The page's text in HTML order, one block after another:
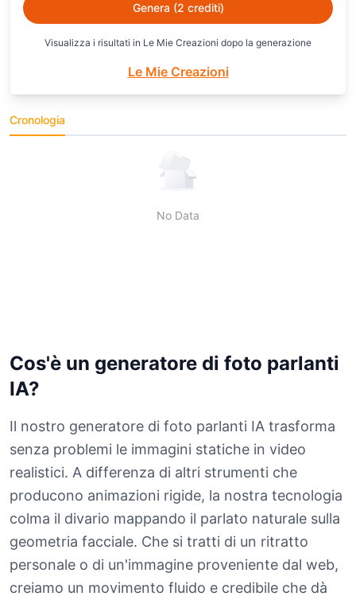
Genera (2 crediti)
Visualizza i risultati in Le Mie Creazioni dopo la generazione
Le Mie Creazioni
Cronologia
No Data
Cos'è un generatore di foto parlanti
IA?
Il nostro generatore di foto parlanti IA trasforma
senza problemi le immagini statiche in video
realistici. A differenza di altri strumenti che
producono animazioni rigide, la nostra tecnologia
colma il divario mappando il parlato naturale sulla
geometria facciale. Che si tratti di un ritratto
personale o di un'immagine proveniente dal web,
creiamo un movimento fluido e credibile che dà